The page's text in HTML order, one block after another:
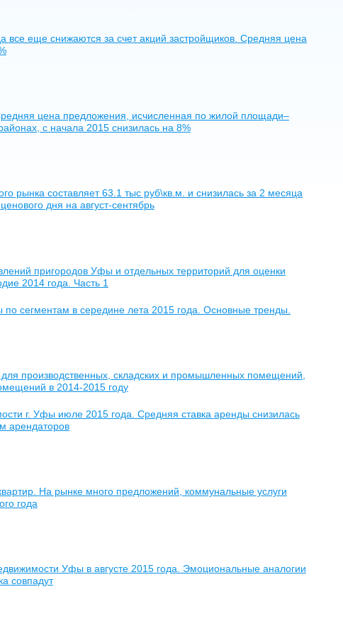
все еще снижаются за счет акций застройщиков. Средняя цена
цена предложения, исчисленная по жилой площади–
с начала 2015 снизилась на 8%
рынка составляет 63.1 тыс руб\кв.м. и снизилась за 2 месяца
дня на август-сентябрь
пригородов Уфы и отдельных территорий для оценки
2014 года. Часть 1
сегментам в середине лета 2015 года. Основные тренды.
производственных, складских и промышленных помещений,
в 2014-2015 году
г. Уфы июле 2015 года. Средняя ставка аренды снизилась
арендаторов
На рынке много предложений, коммунальные услуги
года
Уфы в августе 2015 года. Эмоциональные аналогии
совпадут